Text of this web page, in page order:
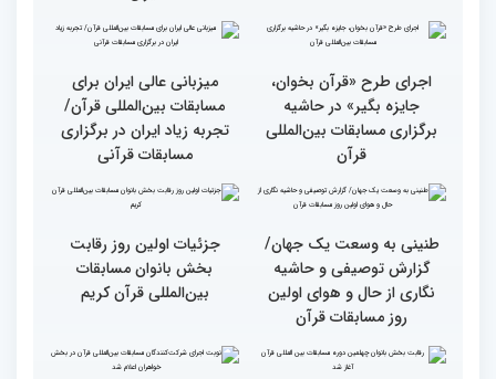
وحدت کشورهای جهان
اسلام مهمترین پیام دریافتی
از مفاهیم و تعالیم قرآن
راهیابی 35 بانو از 40 کشور
به مرحله نهایی مسابقات
بین‌المللی قرآن به میزبانی
ایران
اجرای طرح «قرآن بخوان،
جایزه بگیر» در حاشیه
برگزاری مسابقات بین‌المللی
قرآن
میزبانی عالی ایران برای
مسابقات بین‌المللی قرآن/
تجربه زیاد ایران در برگزاری